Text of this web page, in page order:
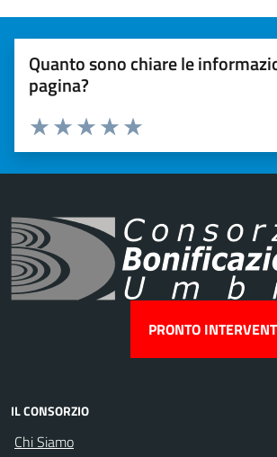
Quanto sono chiare le
pagina?
Valuta 5 stelle su 5
Valuta 4 stelle su 5
Valuta 3 stelle su 5
Valuta 2 stelle su 5
Valuta 1 stelle su 5
PRONTO
IL CONSORZIO
Chi Siamo